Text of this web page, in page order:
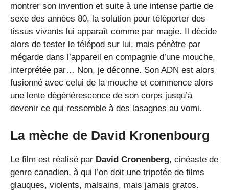
montrer son invention et suite à une intense partie de
sexe des années 80, la solution pour téléporter des
tissus vivants lui apparaît comme par magie. Il décide
alors de tester le télépod sur lui, mais pénètre par
mégarde dans l’appareil en compagnie d’une mouche,
interprétée par… Non, je déconne. Son ADN est alors
fusionné avec celui de la mouche et commence alors
une lente dégénérescence de son corps jusqu’à
devenir ce qui ressemble à des lasagnes au vomi.
La mèche de David Kronenbourg
Le film est réalisé par David Cronenberg, cinéaste de
genre canadien, à qui l’on doit une tripotée de films
glauques, violents, malsains, mais jamais gratos.